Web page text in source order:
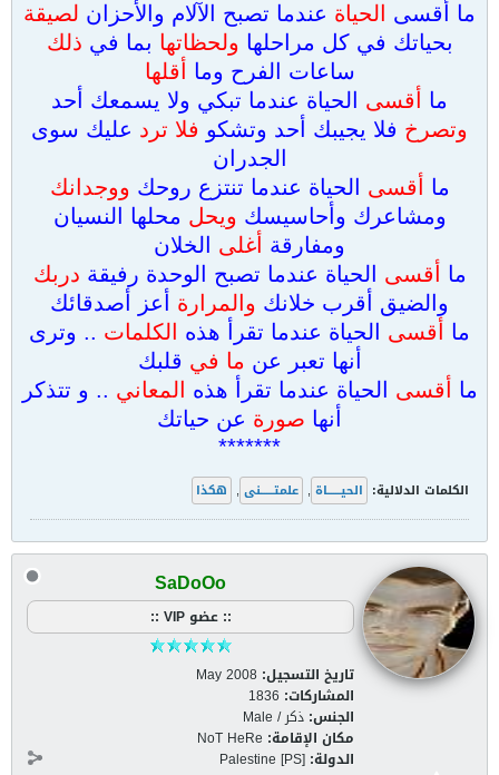
ما أقسى
الحياة عندما تصبح الآلام والأحزان لصيقة
بحياتك في كل مراحلها ولحظاتها بما في ذلك
ساعات الفرح وما
أقلها
ما
أقسى
الحياة عندما تبكي ولا يسمعك أحد
وتصرخ فلا يجيبك أحد وتشكو فلا ترد عليك سوى
الجدران
ما
أقسى الحياة عندما تنتزع روحك ووجدانك
ومشاعرك وأحاسيسك ويحل محلها النسيان
ومفارقة أغلى الخلان
ما
أقسى الحياة عندما تصبح الوحدة رفيقة دربك
والضيق أقرب خلانك والمرارة أعز أصدقائك
ما
أقسى الحياة عندما تقرأ هذه الكلمات .. وترى
أنها تعبر عن ما في قلبك
ما
أقسى الحياة عندما تقرأ هذه المعاني .. و تتذكر
أنها صورة عن حياتك
*******
الكلمات الدلالية: الحيــــــاة , علمتــــــنى , هكذا
SaDoOo
:: عضو VIP ::
تاريخ التسجيل: May 2008
المشاركات: 1836
الجنس: ذكر / Male
مكان الإقامة: NoT HeRe
الدولة: Palestine [PS]